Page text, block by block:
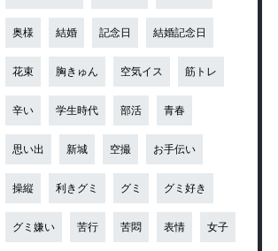
奥様 結婚 記念日 結婚記念日
花束 胸きゅん 空気イス 筋トレ
辛い 学生時代 部活 青春
思い出 新城 空撮 お手伝い
操縦 利きグミ グミ グミ好き
グミ嫌い 苦行 苦悶 表情 女子